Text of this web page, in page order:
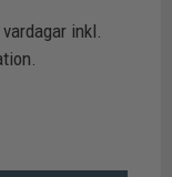
inkl.